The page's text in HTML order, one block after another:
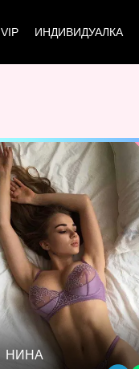
VIP ИНДИВИДУАЛКА
НИНА